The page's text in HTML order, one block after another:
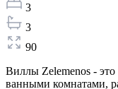
3
3
90
Виллы Zelemenos -
ванными комнатами,